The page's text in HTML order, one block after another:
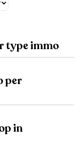
type immo
per
in